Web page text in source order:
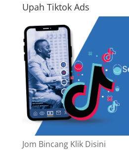
Upah Tiktok Ads
Jom Bincang Klik Disini